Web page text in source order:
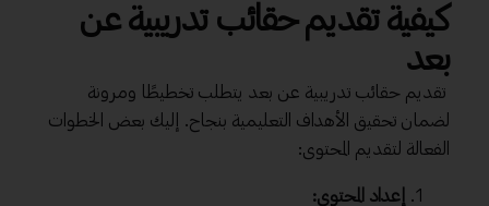
كيفية تقديم حقائب تدريبية عن
بعد
تقديم حقائب تدريبية عن بعد يتطلب تخطيطًا ومرونة
لضمان تحقيق الأهداف التعليمية بنجاح. إليك بعض الخطوات
الفعالة لتقديم المحتوى:
إعداد المحتوى: